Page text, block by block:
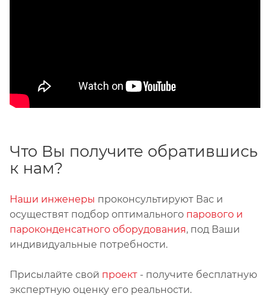
Что Вы получите обратившись
к нам?
Наши инженеры проконсультируют Вас и
осуществят подбор оптимального парового и
пароконденсатного оборудования, под Ваши
индивидуальные потребности.
Присылайте свой проект - получите бесплатную
экспертную оценку его реальности.